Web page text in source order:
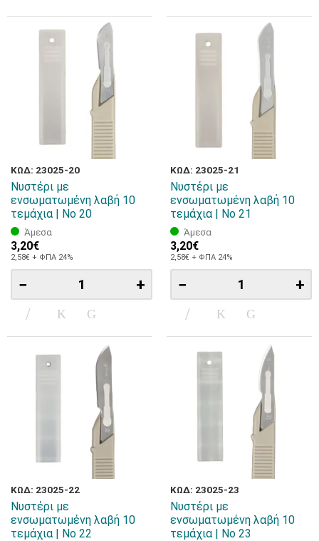
ΚΩΔ: 23025-20
Νυστέρι με
ενσωματωμένη λαβή 10
τεμάχια | Νο 20
Άμεσα
3,20€
2,58€ + ΦΠΑ 24%
− +
ΚΩΔ: 23025-21
Νυστέρι με
ενσωματωμένη λαβή 10
τεμάχια | Νο 21
Άμεσα
3,20€
2,58€ + ΦΠΑ 24%
− +
ΚΩΔ: 23025-22
Νυστέρι με
ενσωματωμένη λαβή 10
τεμάχια | Νο 22
ΚΩΔ: 23025-23
Νυστέρι με
ενσωματωμένη λαβή 10
τεμάχια | Νο 23